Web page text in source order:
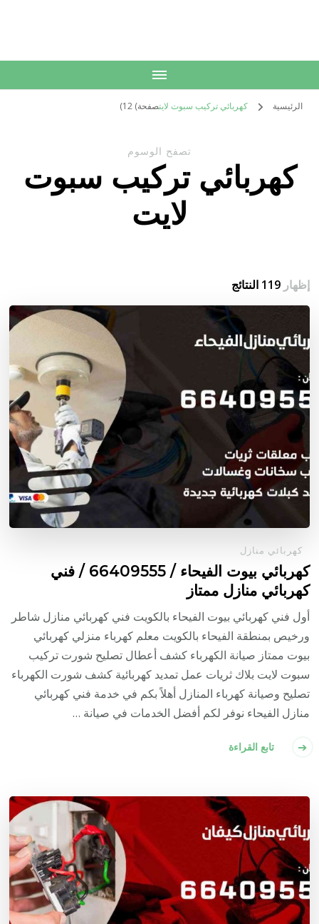
الرئيسية كهربائي تركيب سبوت لايتصفحة) 12)
تصفح الوسوم
كهربائي تركيب سبوت
لايت
إظهار119 النتائج
كهربائي منازل
كهربائي بيوت الفيحاء / 66409555 / فني
كهربائي منازل ممتاز
أول فني كهربائي بيوت الفيحاء بالكويت فني كهربائي منازل شاطر
ورخيص بمنطقة الفيحاء بالكويت معلم كهرباء منزلي كهربائي
بيوت ممتاز صيانة الكهرباء كشف أعطال تصليح شورت تركيب
سبوت لايت بلاك ثريات عمل تمديد كهربائية كشف شورت الكهرباء
تصليح وصيانة كهرباء المنازل أهلاً بكم في خدمة فني كهربائي
منازل الفيحاء نوفر لكم أفضل الخدمات في صيانة …
تابع القراءة